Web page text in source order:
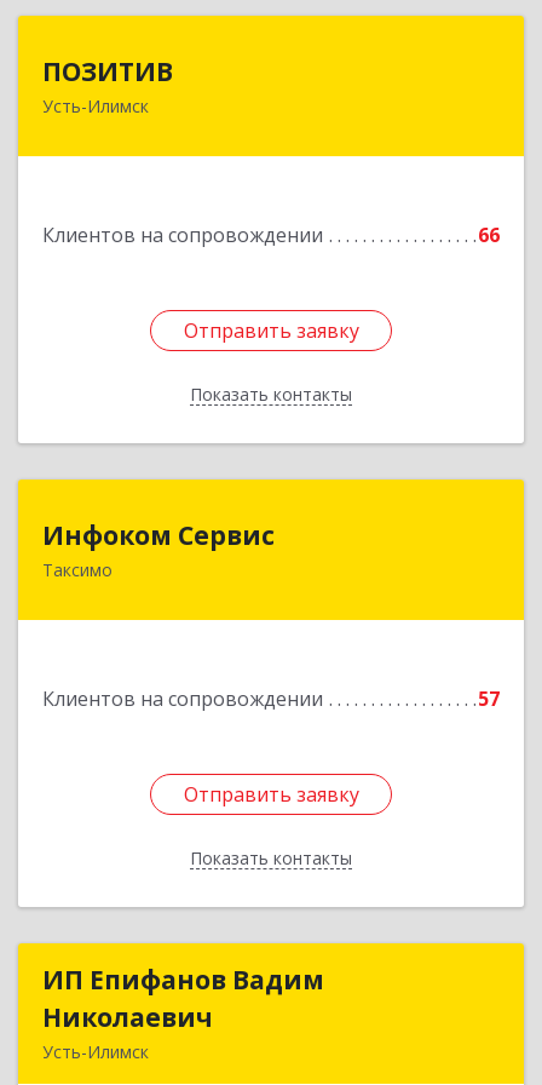
ПОЗИТИВ
Усть-Илимск
Клиентов на сопровождении 66
Отправить заявку
Показать контакты
666679, Иркутская обл, Усть-Илимск г, Дружбы
Отправить заявку
Назад
Инфоком Сервис
Таксимо
Клиентов на сопровождении 57
Отправить заявку
Показать контакты
671560, Республика Бурятия, Муйский р-н, пгт.
Отправить заявку
Назад
ИП Епифанов Вадим
Николаевич
Усть-Илимск
ИП Епифанов Вадим